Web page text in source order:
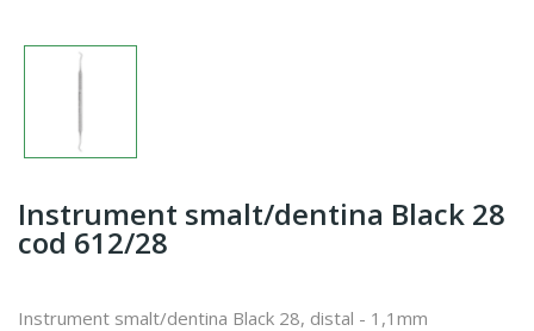
Instrument smalt/dentina Black 28
cod 612/28
Instrument smalt/dentina Black 28, distal - 1,1mm